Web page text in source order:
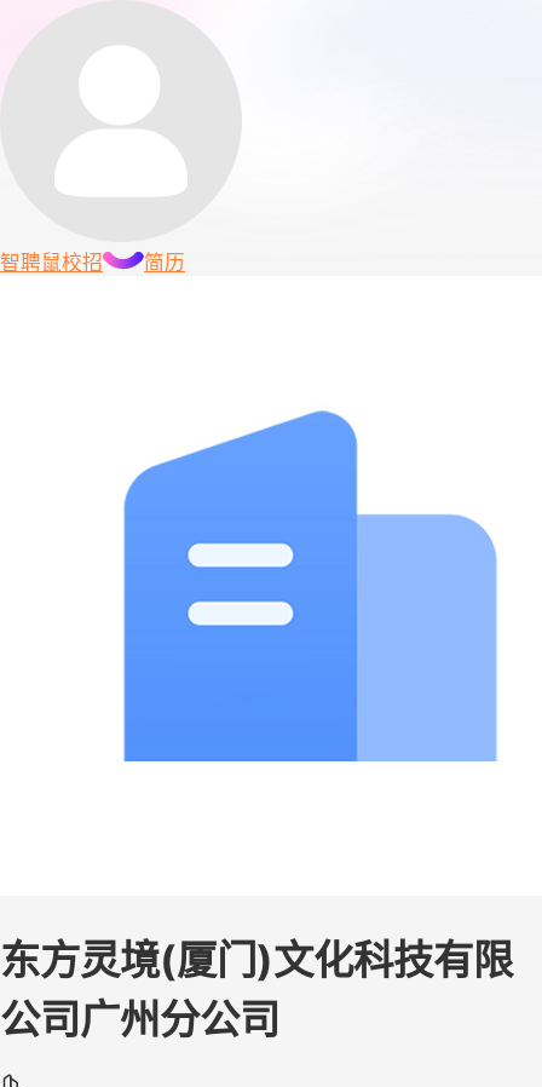
智聘鼠校招 简历
东方灵境(厦门)文化科技有限
公司广州分公司